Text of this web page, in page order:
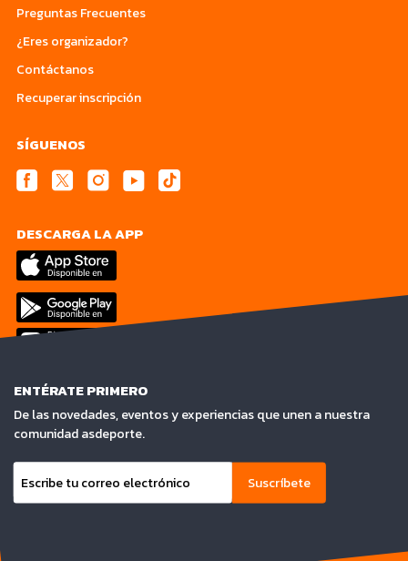
Preguntas Frecuentes
¿Eres organizador?
Contáctanos
Recuperar inscripción
SÍGUENOS
DESCARGA LA APP
ENTÉRATE PRIMERO
De las novedades, eventos y experiencias que unen a nuestra
comunidad asdeporte.
Suscríbete